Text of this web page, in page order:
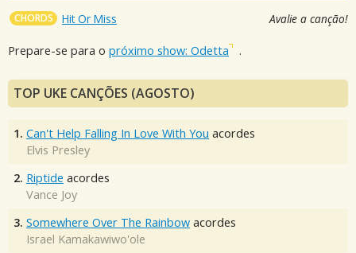
CHORDS Hit Or Miss Avalie a canção!
Prepare-se para o próximo show: Odetta .
TOP UKE CANÇÕES (AGOSTO)
1. Can't Help Falling In Love With You acordes
Elvis Presley
2. Riptide acordes
Vance Joy
3. Somewhere Over The Rainbow acordes
Israel Kamakawiwo'ole